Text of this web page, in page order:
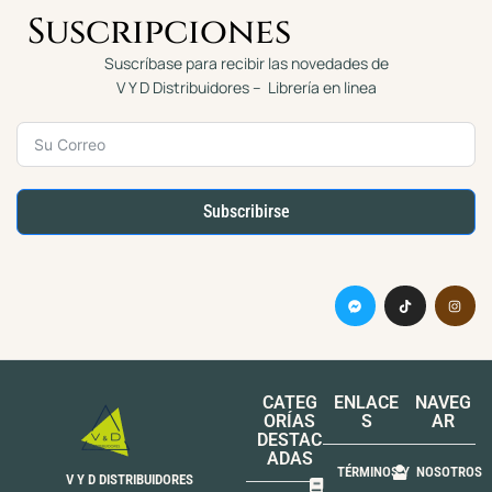
Suscripciones
Suscríbase para recibir las novedades de
V Y D Distribuidores – Librería en linea
Subscribirse
V Y D DISTRIBUIDORES
CATEG
ORÍAS
DESTAC
ADAS
ENLACE
S
TÉRMINOS Y
NAVEG
AR
NOSOTROS